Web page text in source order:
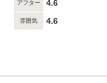
アフター 4.6
雰囲気 4.6